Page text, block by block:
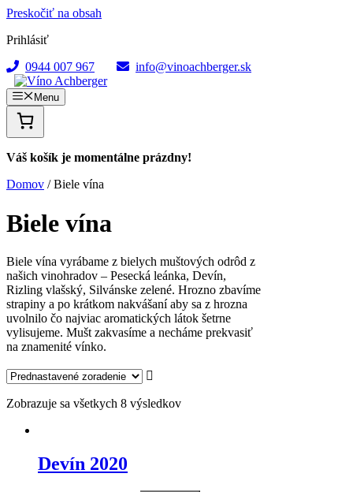
Preskočiť na obsah
Prihlásiť
0944 007 967
info@vinoachberger.sk
Menu
Váš košík je momentálne prázdny!
Domov / Biele vína
Biele vína
Biele vína vyrábame z bielych muštových odrôd z
našich vinohradov – Pesecká leánka, Devín,
Rizling vlašský, Silvánske zelené. Hrozno zbavíme
strapiny a po krátkom nakvášaní aby sa z hrozna
uvolnilo čo najviac aromatických látok šetrne
vylisujeme. Mušt zakvasíme a necháme prekvasiť
na znamenité vínko.
Zobrazuje sa všetkych 8 výsledkov
Devín 2020